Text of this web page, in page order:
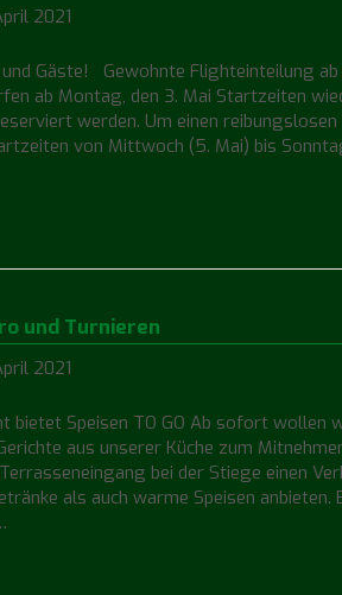
2021
Gäste! Gewohnte Flighteinteilung
ab Montag, den 3. Mai Startzeiten
werden. Um einen
von Mittwoch (5. Mai) bis
und Turnieren
2021
bietet Speisen TO GO Ab sofort wollen
aus unserer Küche zum
bei der Stiege einen
als auch warme Speisen anbieten.